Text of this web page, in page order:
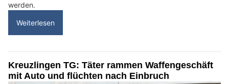
werden.
Weiterlesen
Kreuzlingen TG: Täter rammen Waffengeschäft
mit Auto und flüchten nach Einbruch